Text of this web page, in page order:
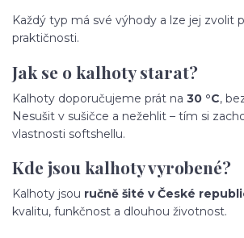
Každý typ má své výhody a lze jej zvolit
praktičnosti.
Jak se o kalhoty starat?
Kalhoty doporučujeme prát na 30 °C,
Nesušit v sušičce a nežehlit – tím si
vlastnosti softshellu.
Kde jsou kalhoty vyrobené?
Kalhoty jsou ručně šité v České
kvalitu, funkčnost a dlouhou životnost.